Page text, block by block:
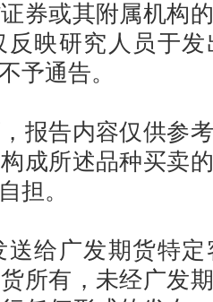
券或其附属机构
映研究人员于
予通告。
告内容仅供参考
成所述品种买卖
担。
广发期货特定
所有，未经广发